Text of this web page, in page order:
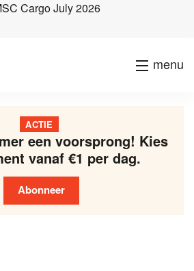
menu
ACTIE
een voorsprong! Kies
vanaf €1 per dag.
Abonneer